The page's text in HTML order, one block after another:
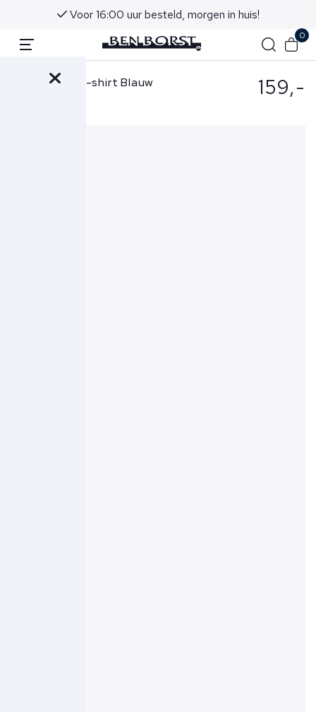
Voor 16:00 uur besteld, morgen in huis!
0
Gran Sasso T-shirt Blauw 159,-